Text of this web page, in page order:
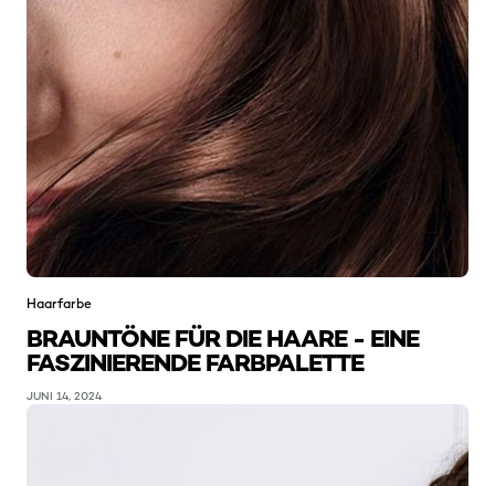
Haarfarbe
BRAUNTÖNE FÜR DIE HAARE - EINE
FASZINIERENDE FARBPALETTE
JUNI 14, 2024